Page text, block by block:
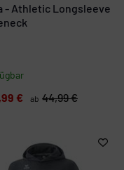
- Athletic Longsleeve
€ ab 44,99 €